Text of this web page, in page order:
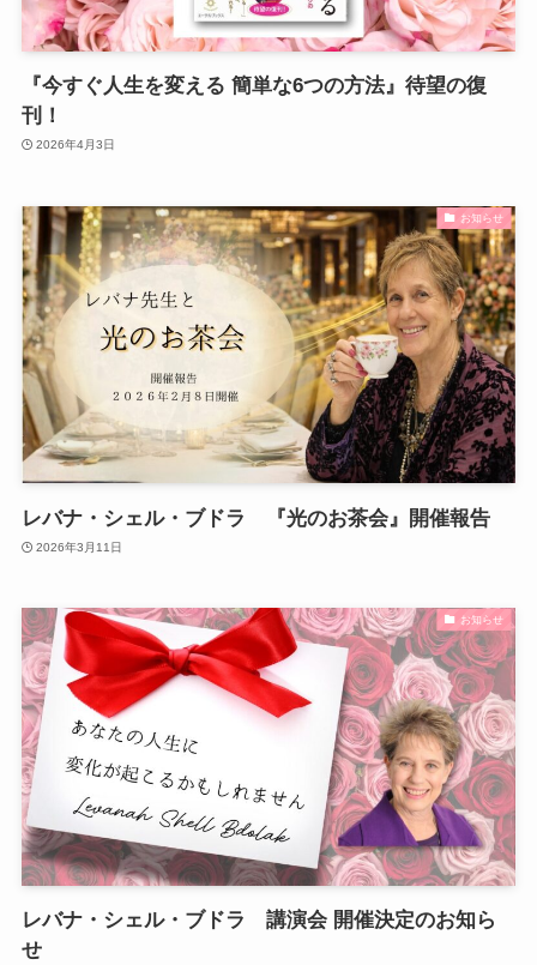
『今すぐ人生を変える 簡単な6つの方法』待望の復
刊！
2026年4月3日
お知らせ
レバナ・シェル・ブドラ 『光のお茶会』開催報告
2026年3月11日
お知らせ
レバナ・シェル・ブドラ 講演会 開催決定のお知ら
せ